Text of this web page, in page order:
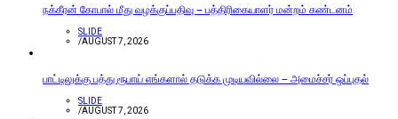
நக்கீரன் கோபால் மீது வழக்குப்பதிவு – பத்திரிகையாளர் மன்றம் கண்டனம்
SLIDE
/AUGUST 7, 2026
பாட்டிலுக்கு பத்து ரூபாய் எங்களால் தடுக்க முடியவில்லை – அமைச்சர் ஒப்புதல்
SLIDE
/AUGUST 7, 2026